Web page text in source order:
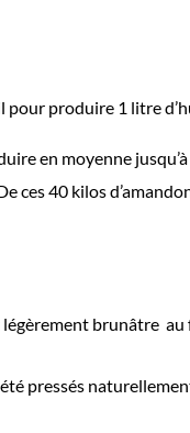
pour produire 1 litre
en moyenne
ces 40 kilos
brunâtre au
pressés